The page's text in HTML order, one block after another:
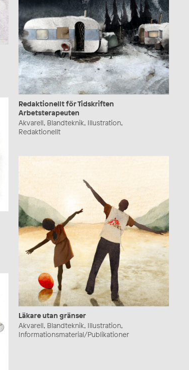
Redaktionellt för Tidskriften
Arbetsterapeuten
Akvarell, Blandteknik, Illustration,
Redaktionellt
Läkare utan gränser
Akvarell, Blandteknik, Illustration,
Informationsmaterial/Publikationer